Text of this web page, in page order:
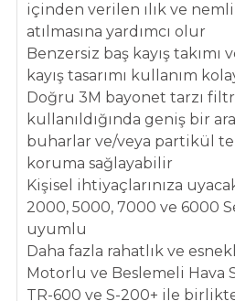
içinden verilen ılık ve nemli
atılmasına yardımcı olur
Benzersiz baş kayış takımı
kayış tasarımı kullanım
Doğru 3M bayonet tarzı
kullanıldığında geniş bir
buharlar ve/veya partikül
koruma sağlayabilir
Kişisel ihtiyaçlarınıza
2000, 5000, 7000 ve 6000
uyumlu
Daha fazla rahatlık ve
Motorlu ve Beslemeli Hava
TR-600 ve S-200+ ile